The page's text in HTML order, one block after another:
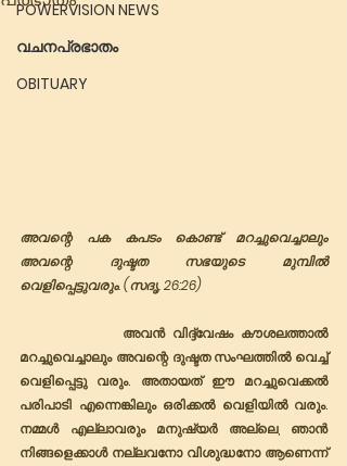
POWERVISION NEWS
വചനപ്രഭാതം
OBITUARY
അവന്റെ പക കപടം കൊണ്ട് മറച്ചുവെച്ചാലും
അവന്റെ ദുഷ്ടത സഭയുടെ മുമ്പിൽ
വെളിപ്പെട്ടുവരും. (സദൃ. 26:26)
മറച്ചുവെച്ചാലും അവന്റെ ദുഷ്ടത സംഘത്തിൽ വെച്ച്
വെളിപ്പെട്ടു വരും. അതായത് ഈ മറച്ചുവെക്കൽ
പരിപാടി എന്നെങ്കിലും ഒരിക്കൽ വെളിയിൽ വരും.
നമ്മൾ എല്ലാവരും മനുഷ്യർ അല്ലെ, ഞാൻ
നിങ്ങളെക്കാൾ നല്ലവനോ വിശുദ്ധനോ ആണെന്ന്